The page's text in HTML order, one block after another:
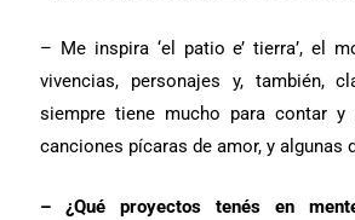
– Me inspira ‘el patio e’ tierra’, el
vivencias, personajes y, también,
siempre tiene mucho para contar y
canciones pícaras de amor, y algunas
– ¿Qué proyectos tenés en